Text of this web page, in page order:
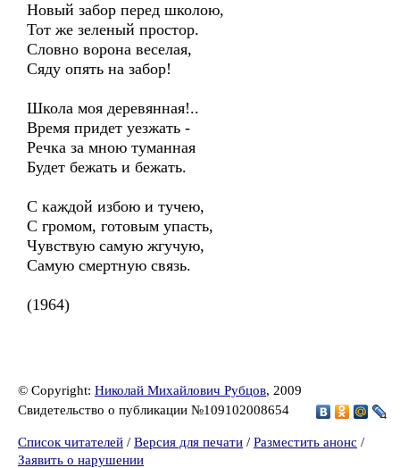
Новый забор перед школою,
Тот же зеленый простор.
Словно ворона веселая,
Сяду опять на забор!
Школа моя деревянная!..
Время придет уезжать -
Речка за мною туманная
Будет бежать и бежать.
С каждой избою и тучею,
С громом, готовым упасть,
Чувствую самую жгучую,
Самую смертную связь.
(1964)
© Copyright: Николай Михайлович Рубцов, 2009
Свидетельство о публикации №109102008654
Список читателей / Версия для печати / Разместить анонс /
Заявить о нарушении